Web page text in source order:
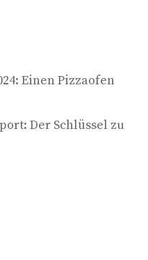
Einen Pizzaofen
Der Schlüssel zu